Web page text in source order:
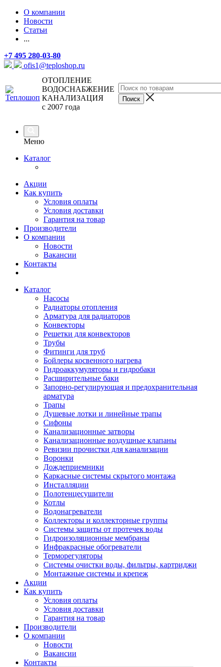
О компании
Новости
Статьи
...
+7 495 280-03-80
ofis1@teploshop.ru
ОТОПЛЕНИЕ
ВОДОСНАБЖЕНИЕ
КАНАЛИЗАЦИЯ
с 2007 года
Меню
Каталог
Акции
Как купить
Условия оплаты
Условия доставки
Гарантия на товар
Производители
О компании
Новости
Вакансии
Контакты
Каталог
Насосы
Радиаторы отопления
Арматура для радиаторов
Конвекторы
Решетки для конвекторов
Трубы
Фитинги для труб
Бойлеры косвенного нагрева
Гидроаккумуляторы и гидробаки
Расширительные баки
Запорно-регулирующая и предохранительная
арматура
Трапы
Душевые лотки и линейные трапы
Сифоны
Канализационные затворы
Канализационные воздушные клапаны
Ревизии прочистки для канализации
Воронки
Дождеприемники
Каркасные системы скрытого монтажа
Инсталляции
Полотенцесушители
Котлы
Водонагреватели
Коллекторы и коллекторные группы
Системы защиты от протечек воды
Гидроизоляционные мембраны
Инфракрасные обогреватели
Терморегуляторы
Системы очистки воды, фильтры, картриджи
Монтажные системы и крепеж
Акции
Как купить
Условия оплаты
Условия доставки
Гарантия на товар
Производители
О компании
Новости
Вакансии
Контакты